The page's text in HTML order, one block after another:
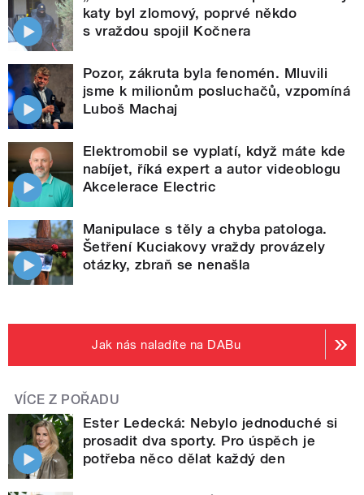
katy byl zlomový, poprvé někdo
s vraždou spojil Kočnera
Pozor, zákruta byla fenomén. Mluvili
jsme k milionům posluchačů, vzpomíná
Luboš Machaj
Elektromobil se vyplatí, když máte kde
nabíjet, říká expert a autor videoblogu
Akcelerace Electric
Manipulace s těly a chyba patologa.
Šetření Kuciakovy vraždy provázely
otázky, zbraň se nenašla
Jak nás naladíte na DABu
VÍCE Z POŘADU
Ester Ledecká: Nebylo jednoduché si
prosadit dva sporty. Pro úspěch je
potřeba něco dělat každý den